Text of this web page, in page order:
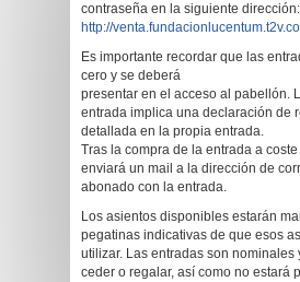
contraseña en la siguiente dirección:
http://
Es importante recordar que las
cero y se deberá
presentar en el acceso al pabellón.
entrada implica una declaración de
detallada en la propia entrada.
Tras la compra de la entrada a
enviará un mail a la dirección de
abonado con la entrada.
Los asientos disponibles estarán
pegatinas indicativas de que esos
utilizar. Las entradas son nominales
ceder o regalar, así como no estará